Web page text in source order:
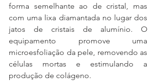
forma semelhante ao de cristal, mas
com uma lixa diamantada no lugar dos
jatos de cristais de alumínio. O
equipamento promove uma
microesfoliação da pele, removendo as
células mortas e estimulando a
produção de colágeno.